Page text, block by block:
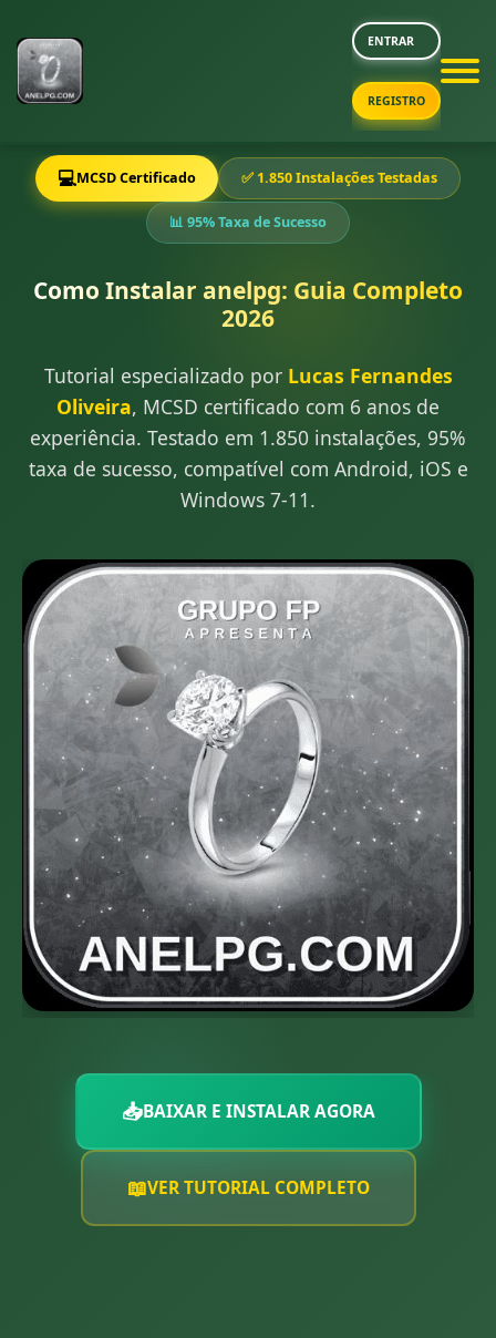
ENTRAR
REGISTRO
💻MCSD Certificado ✅ 1.850 Instalações Testadas
📊 95% Taxa de Sucesso
Como Instalar anelpg: Guia Completo
2026
Tutorial especializado por Lucas Fernandes
Oliveira, MCSD certificado com 6 anos de
experiência. Testado em 1.850 instalações, 95%
taxa de sucesso, compatível com Android, iOS e
Windows 7-11.
📥BAIXAR E INSTALAR AGORA
📖VER TUTORIAL COMPLETO